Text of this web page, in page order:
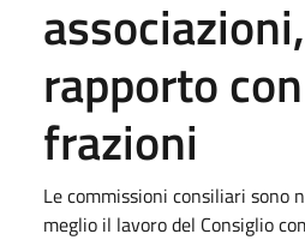
rapporto
frazioni
Le commissioni consiliari sono
meglio il lavoro del Consiglio